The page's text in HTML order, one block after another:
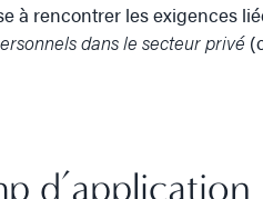
à rencontrer les exigences
dans le secteur privé
d’application